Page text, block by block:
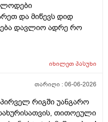
თირეოდიტი
შეიძლება
ციკლის დღეები?
და მიწევს დიდ
დავლიო ადრე რო
იხილეთპასუხი
თარიღი :06-06-2026
რიგში უანგარო
თითოეული